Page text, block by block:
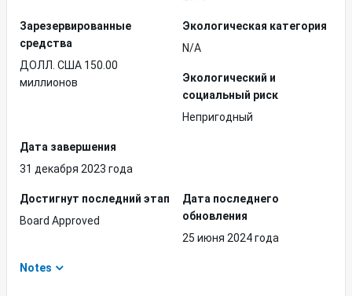
Зарезервированные
средства
ДОЛЛ. США 150.00
миллионов
Экологическая категория
N/A
Экологический и
социальный риск
Непригодный
Дата завершения
31 декабря 2023 года
Достигнут последний этап
Board Approved
Дата последнего
обновления
25 июня 2024 года
Notes